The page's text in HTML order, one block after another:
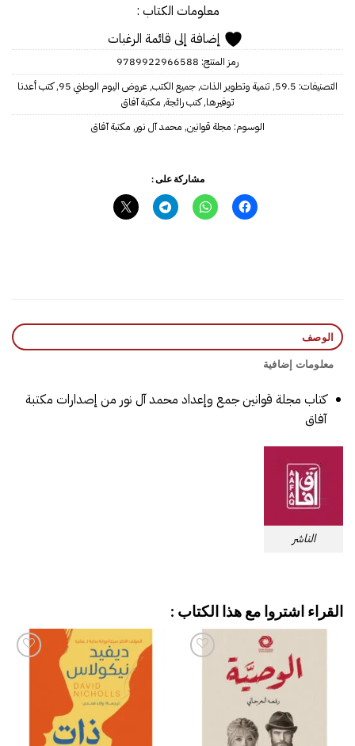
معلومات الكتاب :
إضافة إلى قائمة الرغبات
رمز المنتج: 9789922966588
التصنيفات: 59.5
, تنمية وتطوير الذات,جميع الكتب,عروض اليوم الوطني 95 ,كتب أعدنا
توفيرها,كتب رائجة, مكتبة آفاق
الوسوم: مجلة قوانين, محمد آل نور, مكتبة آفاق
مشاركة على :
الوصف
معلومات إضافية
كتاب مجلة قوانين جمع وإعداد محمد آل نور من إصدارات مكتبة
آفاق
الناشر
القراء اشتروا مع هذا الكتاب :